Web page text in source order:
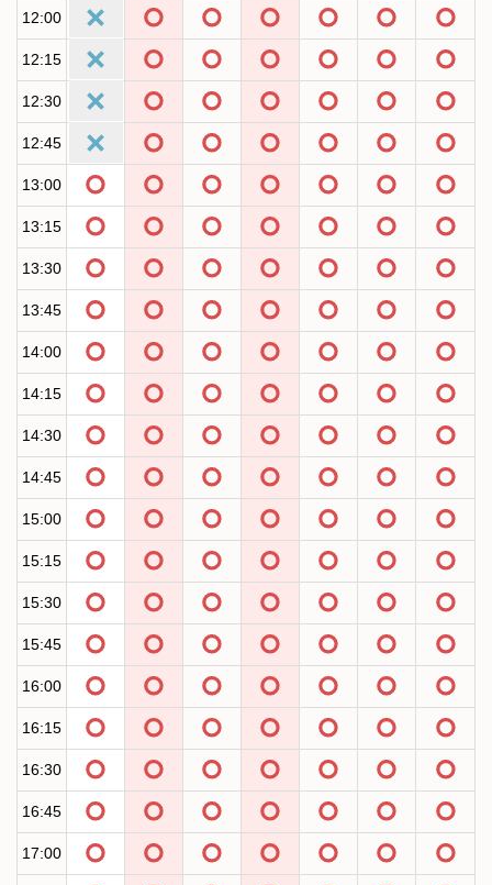
12:00
12:15
12:30
12:45
13:00
13:15
13:30
13:45
14:00
14:15
14:30
14:45
15:00
15:15
15:30
15:45
16:00
16:15
16:30
16:45
17:00